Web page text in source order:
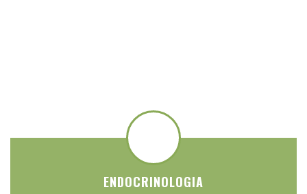
Para enviar ficheiros arraste-os para aqui ou
clique aqui
Formatos: PDF, BMP, GIF, JPG, JPEG, PNG,
Peso máximo por ficheiro: 3Mb
ENDOCRINOLOGIA